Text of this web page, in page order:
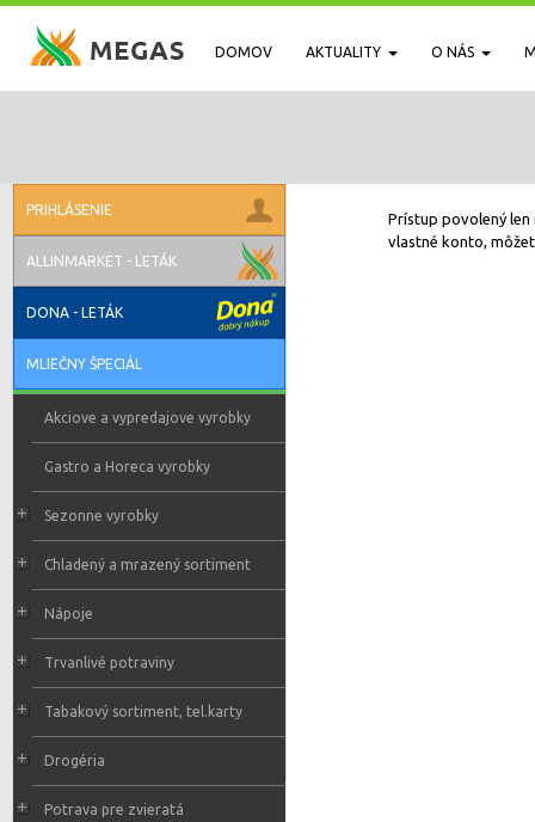
DOMOV AKTUALITY O NÁS
PRIHLÁSENIE
ALLINMARKET - LETÁK
DONA - LETÁK
MLIEČNY ŠPECIÁL
Akciove a vypredajove vyrobky
Gastro a Horeca vyrobky
Sezonne vyrobky
Chladený a mrazený sortiment
Nápoje
Trvanlivé potraviny
Tabakový sortiment, tel.karty
Drogéria
Potrava pre zvieratá
Prístup povolený len
vlastné konto,